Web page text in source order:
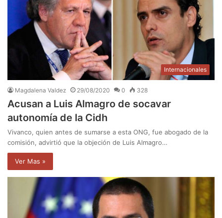
Internacionales
Magdalena Valdez 29/08/2020 0 328
Acusan a Luis Almagro de socavar
autonomía de la Cidh
Vivanco, quien antes de sumarse a esta ONG, fue abogado de la
comisión, advirtió que la objeción de Luis Almagro…
Ver Mas »